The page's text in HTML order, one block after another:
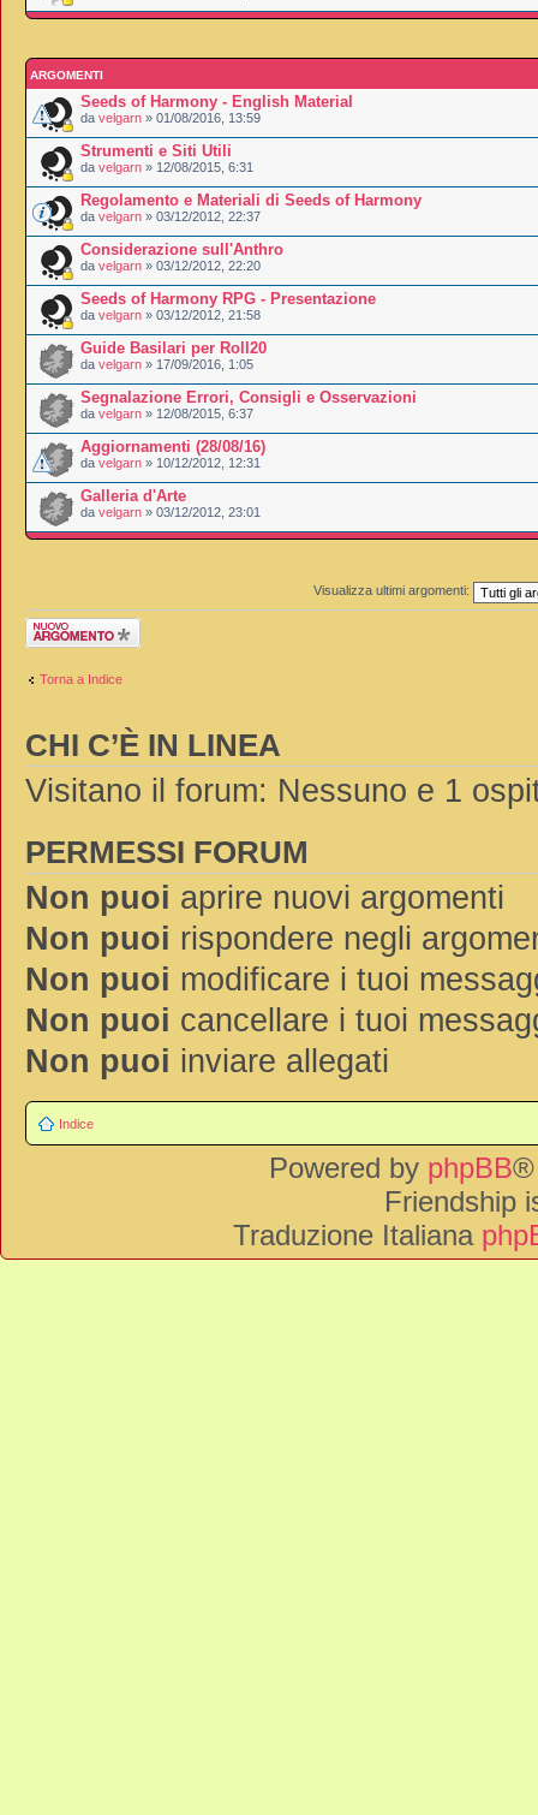
ARGOMENTI
Seeds of Harmony - English Material
da velgarn » 01/08/2016, 13:59
Strumenti e Siti Utili
da velgarn » 12/08/2015, 6:31
Regolamento e Materiali di Seeds of Harmony
da velgarn » 03/12/2012, 22:37
Considerazione sull'Anthro
da velgarn » 03/12/2012, 22:20
Seeds of Harmony RPG - Presentazione
da velgarn » 03/12/2012, 21:58
Guide Basilari per Roll20
da velgarn » 17/09/2016, 1:05
Segnalazione Errori, Consigli e Osservazioni
da velgarn » 12/08/2015, 6:37
Aggiornamenti (28/08/16)
da velgarn » 10/12/2012, 12:31
Galleria d'Arte
da velgarn » 03/12/2012, 23:01
Visualizza ultimi argomenti:
Scrivi un nuovo
argomento
Torna a Indice
CHI C’È IN LINEA
Visitano il forum: Nessuno e 1
PERMESSI FORUM
Non puoi aprire nuovi argomenti
Non puoi rispondere negli
Non puoi modificare i tuoi
Non puoi cancellare i tuoi
Non puoi inviare allegati
Indice
Powered by phpBB®
Friendship
Traduzione Italiana